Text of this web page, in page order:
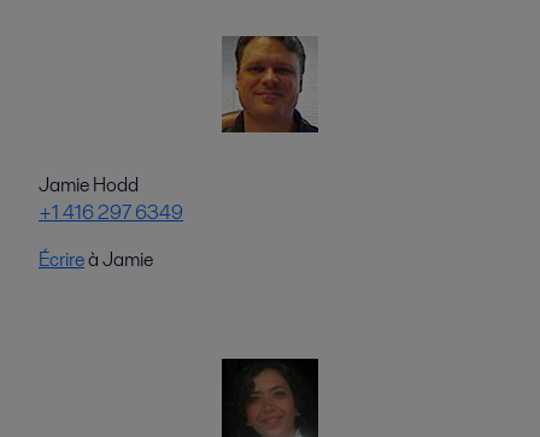
Jamie Hodd
+1 416 297 6349
Écrireà Jamie